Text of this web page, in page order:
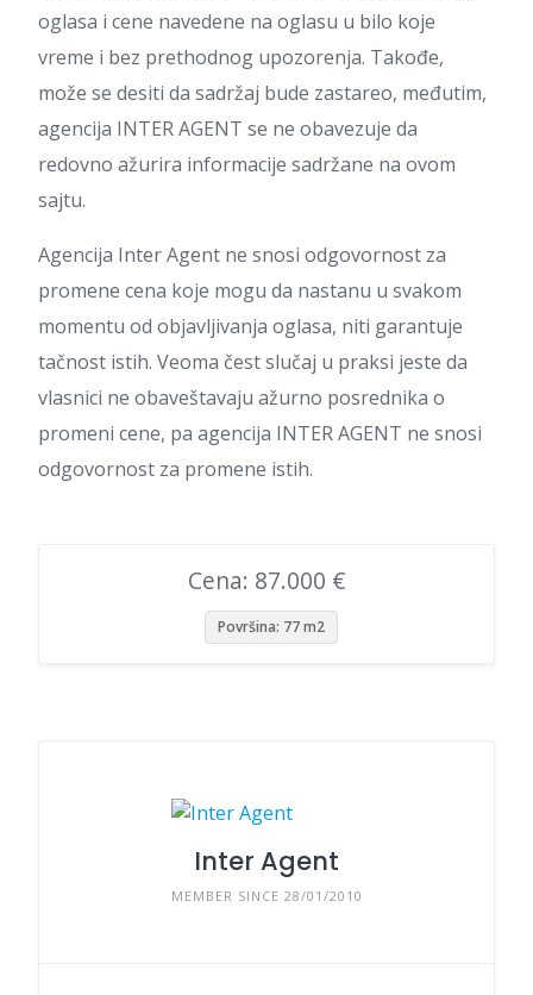
oglasa i cene navedene na oglasu u bilo koje
vreme i bez prethodnog upozorenja. Takođe,
može se desiti da sadržaj bude zastareo, međutim,
agencija INTER AGENT se ne obavezuje da
redovno ažurira informacije sadržane na ovom
sajtu.
Agencija Inter Agent ne snosi odgovornost za
promene cena koje mogu da nastanu u svakom
momentu od objavljivanja oglasa, niti garantuje
tačnost istih. Veoma čest slučaj u praksi jeste da
vlasnici ne obaveštavaju ažurno posrednika o
promeni cene, pa agencija INTER AGENT ne snosi
odgovornost za promene istih.
Cena: 87.000 €
Površina: 77 m2
Inter Agent
MEMBER SINCE 28/01/2010